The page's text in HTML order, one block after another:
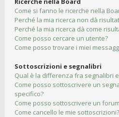
Come si fanno le ricerche nella
Perché la mia ricerca non dà
Perché la mia ricerca dà come
Come posso cercare un utente?
Come posso trovare i miei
Sottoscrizioni e segnalibri
Qual è la differenza fra segnalibri
Come posso sottoscrivere un
specifico?
Come posso sottoscrivere un
Come cancello le mie sottoscrizioni?